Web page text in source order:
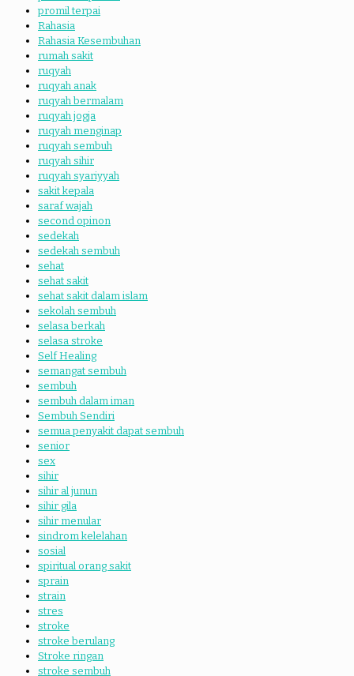
promil terpai
Rahasia
Rahasia Kesembuhan
rumah sakit
ruqyah
ruqyah anak
ruqyah bermalam
ruqyah jogja
ruqyah menginap
ruqyah sembuh
ruqyah sihir
ruqyah syariyyah
sakit kepala
saraf wajah
second opinon
sedekah
sedekah sembuh
sehat
sehat sakit
sehat sakit dalam islam
sekolah sembuh
selasa berkah
selasa stroke
Self Healing
semangat sembuh
sembuh
sembuh dalam iman
Sembuh Sendiri
semua penyakit dapat sembuh
senior
sex
sihir
sihir al junun
sihir gila
sihir menular
sindrom kelelahan
sosial
spiritual orang sakit
sprain
strain
stres
stroke
stroke berulang
Stroke ringan
stroke sembuh